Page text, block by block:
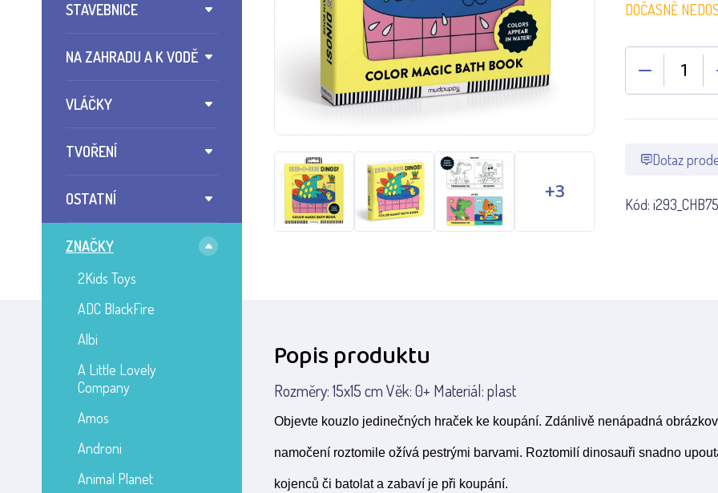
STAVEBNICE
NA ZAHRADU A K VODĚ
VLÁČKY
TVOŘENÍ
OSTATNÍ
ZNAČKY
2Kids Toys
ADC BlackFire
Albi
A Little Lovely
Company
Amos
Androni
Animal Planet
DOČASNĚ
Dotaz
Kód:
Popis produktu
Rozměry: 15x15 cm Věk: 0+ Materiál: plast
Objevte kouzlo jedinečných hraček ke koupání. Zdánlivě nenápadná
namočení roztomile ožívá pestrými barvami. Roztomilí dinosauři snadno
kojenců či batolat a zabaví je při koupání.